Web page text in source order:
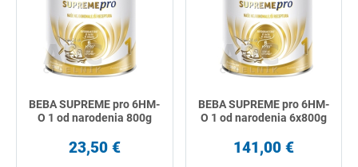
podľa názvu od A
BEBA SUPREME pro 6HM-
O 1 od narodenia 800g
23,50 €
BEBA SUPREME pro 6HM-
O 1 od narodenia 6x800g
141,00 €